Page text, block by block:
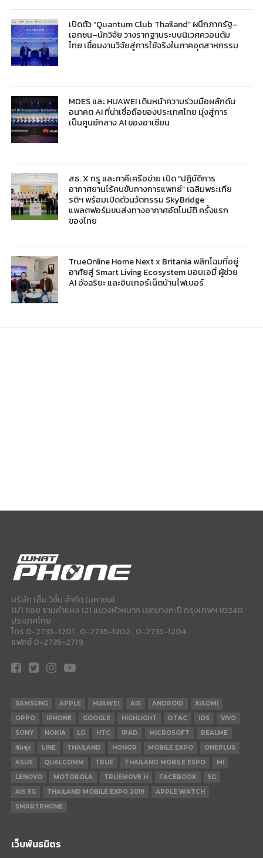
เปิดตัว “Quantum Club Thailand” ผนึกภาครัฐ–
เอกชน–นักวิจัย วางรากฐานระบบนิเวศควอนตัม
ไทย เชื่อมงานวิจัยสู่การใช้จริงในภาคอุตสาหกรรม
MDES และ HUAWEI เดินหน้าความร่วมมือผลักดัน
อนาคต AI ที่น่าเชื่อถือของประเทศไทย มุ่งสู่การ
เป็นศูนย์กลาง AI ของอาเซียน
สธ. X ทรู และภาคีเครือข่าย เปิด “ปฏิบัติการ
อากาศยานไร้คนขับทางการแพทย์” เฉลิมพระเกีย
รติฯ พร้อมเปิดตัวนวัตกรรม SkyBridge
แพลตฟอร์มขนส่งทางอากาศอัตโนมัติ ครั้งแรก
ของไทย
TrueOnline Home Next x Britania พลิกโฉมที่อยู่
อาศัยสู่ Smart Living Ecosystem มอบเอมี่ ผู้ช่วย
AI อัจฉริยะ และอินเทอร์เน็ตบ้านไฟเบอร์
บริษัท เอ็ม วิชั่น จำกัด (มหาชน)
11/1 ซอย รามคำแหง 121 แขวงหัวหมาก เขตบางกะปี กรุงเทพฯ 10240
ประเทศไทย
โทร 0-2735-1201 , 0-2735-1202 , 0-2735-1204
แฟกซ์ 0-2735-2719.
SAMSUNG APPLE HUAWEI AIS ANDROID
XIAOMI
OPPO
IPHONE GOOGLE HIGHLIGHT DTAC IOS
VIVO
SONY
NOKIA LG HTC IPAD MICROSOFT
REALME
ซัมซุง
LINE THAILAND HONOR MOBILE EXPO
ONEPLUS
ASUS
QUALCOMM TRUE THAILAND MOBILE EXPO
MI
LENOVO
MOTOROLA TRUEMOVE H FACEBOOK
5G
AIS 5G
THAILAND MOBILE EXPO 2019
APPLE WATCH
SMARTPHONE
เว็บพันธมิตร